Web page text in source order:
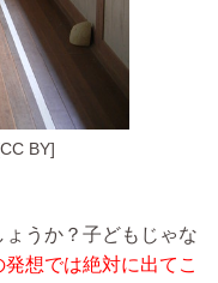
BY]
うか？子どもじゃな
想では絶対に出てこ